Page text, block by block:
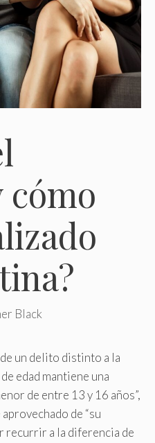
cómo
Black
un delito distinto a la
edad mantiene una
de entre 13 y 16 años”,
de “su
recurrir a la diferencia de